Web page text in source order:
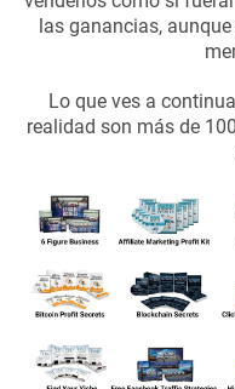
las ganancias,
Lo que ves a
realidad son más de